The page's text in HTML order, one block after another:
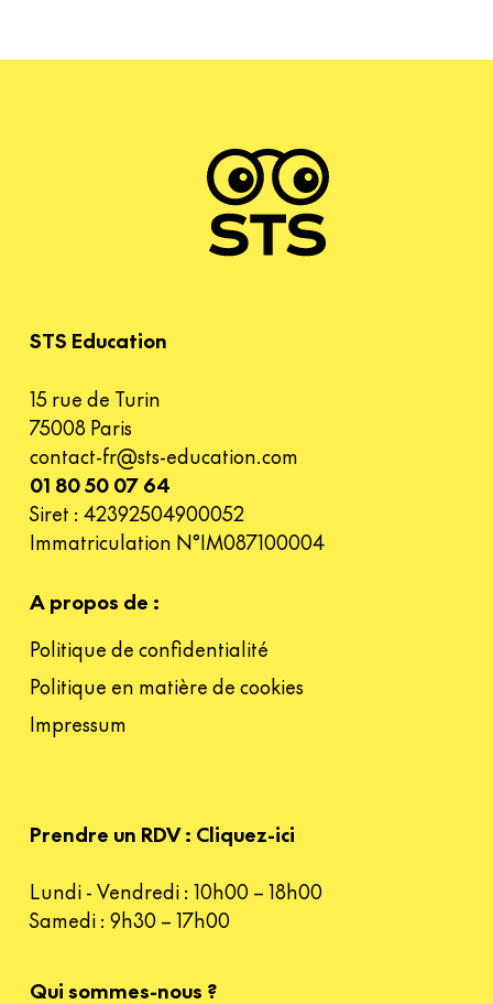
STS Education
15 rue de Turin
75008 Paris
contact-fr@sts-education.com
01 80 50 07 64
Siret : 42392504900052
Immatriculation N°IM087100004
A propos de :
Politique de confidentialité
Politique en matière de cookies
Impressum
Prendre un RDV : Cliquez-ici
Lundi - Vendredi : 10h00 – 18h00
Samedi : 9h30 – 17h00
Qui sommes-nous ?